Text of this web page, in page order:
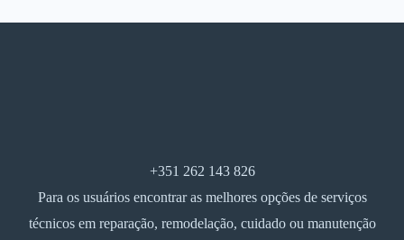
+351 262 143 826
Para os usuários encontrar as melhores opções de serviços
técnicos em reparação, remodelação, cuidado ou manutenção